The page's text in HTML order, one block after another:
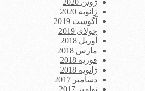
ژانویه 2020
آگوست 2019
جولای 2019
آوریل 2018
مارس 2018
فوریه 2018
ژانویه 2018
دسامبر 2017
نوامبر 2017